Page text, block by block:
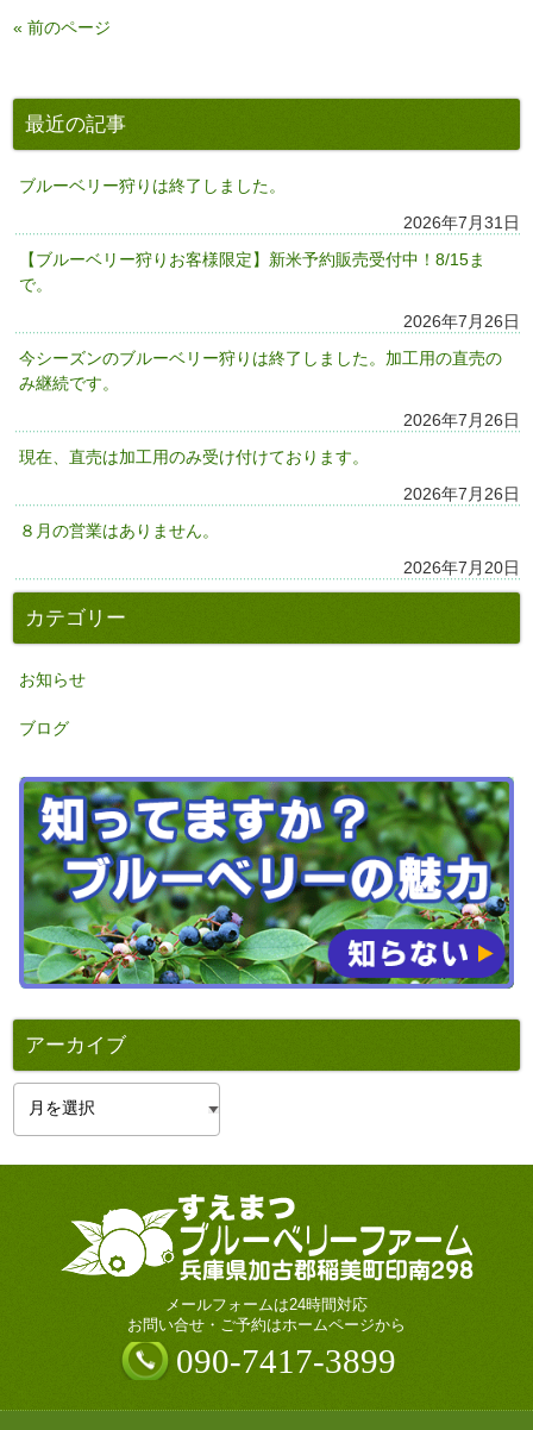
« 前のページ
最近の記事
ブルーベリー狩りは終了しました。
2026年7月31日
【ブルーベリー狩りお客様限定】新米予約販売受付中！8/15ま
で。
2026年7月26日
今シーズンのブルーベリー狩りは終了しました。加工用の直売の
み継続です。
2026年7月26日
現在、直売は加工用のみ受け付けております。
2026年7月26日
８月の営業はありません。
2026年7月20日
カテゴリー
お知らせ
ブログ
アーカイブ
イ
メールフォームは24時間対応
お問い合せ・ご予約はホームページから
090-7417-3899